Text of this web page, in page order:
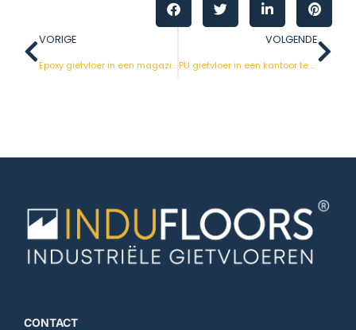
VORIGE
Epoxy gietvloer in een magazijn
VOLGENDE
PU gietvloer in een kantoor te Willebroek
CONTACT